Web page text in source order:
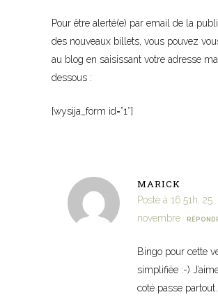
Pour être alerté(e) par email de la
des nouveaux billets, vous pouvez
au blog en saisissant votre adresse
dessous :
[wysija_form id=”1″]
MARICK
Posté à 16:51h, 25
novembre
Bingo pour cette
simplifiée :-)
coté passe